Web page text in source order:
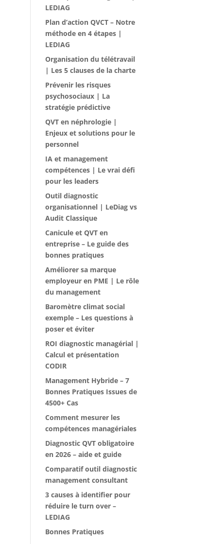
LEDIAG
Plan d’action QVCT – Notre
méthode en 4 étapes |
LEDIAG
Organisation du télétravail
| Les 5 clauses de la charte
Prévenir les risques
psychosociaux | La
stratégie prédictive
QVT en néphrologie |
Enjeux et solutions pour le
personnel
IA et management
compétences | Le vrai défi
pour les leaders
Outil diagnostic
organisationnel | LeDiag vs
Audit Classique
Canicule et QVT en
entreprise – Le guide des
bonnes pratiques
Améliorer sa marque
employeur en PME | Le rôle
du management
Baromètre climat social
exemple – Les questions à
poser et éviter
ROI diagnostic managérial |
Calcul et présentation
CODIR
Management Hybride – 7
Bonnes Pratiques Issues de
4500+ Cas
Comment mesurer les
compétences managériales
Diagnostic QVT obligatoire
en 2026 – aide et guide
Comparatif outil diagnostic
management consultant
3 causes à identifier pour
réduire le turn over –
LEDIAG
Bonnes Pratiques